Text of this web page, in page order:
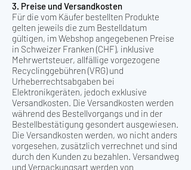
3. Preise und Versandkosten
Für die vom Käufer bestellten Produkte
gelten jeweils die zum Bestelldatum
gültigen, im Webshop angegebenen Preise
in Schweizer Franken (CHF), inklusive
Mehrwertsteuer, allfällige vorgezogene
Recyclinggebühren (VRG) und
Urheberrechtsabgaben bei
Elektronikgeräten, jedoch exklusive
Versandkosten. Die Versandkosten werden
während des Bestellvorgangs und in der
Bestellbestätigung gesondert ausgewiesen.
Die Versandkosten werden, wo nicht anders
vorgesehen, zusätzlich verrechnet und sind
durch den Kunden zu bezahlen. Versandweg
und Verpackungsart werden von